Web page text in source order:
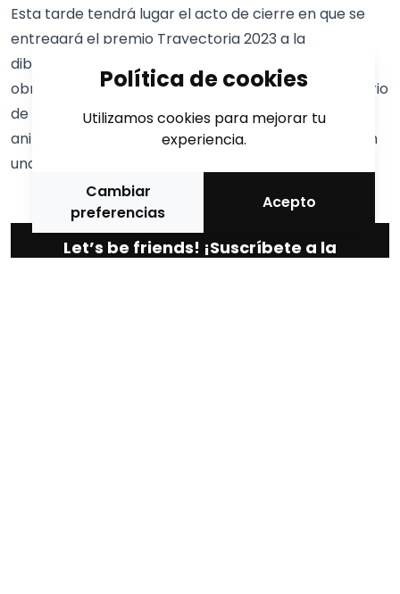
Esta tarde tendrá lugar el acto de cierre en que se
entregará el premio Trayectoria 2023 a la
dibujante
Pilarín Bayés
obra como ilustradora, que ha calado en el imaginario
de creadores y creadoras, también del mundo de la
animación. Bayés también participará esta tarde en
una firma de libros en el
Let’s be friends! ¡Suscríbete a la
Política de cookies
Utilizamos cookies para mejorar tu
experiencia.
Cambiar
preferencias
Acepto